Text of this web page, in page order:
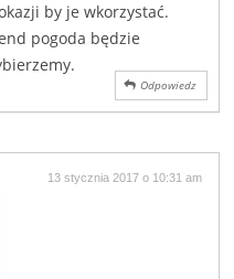
by je wkorzystać.
pogoda będzie
Odpowiedz
13 stycznia 2017 o 10:31 am